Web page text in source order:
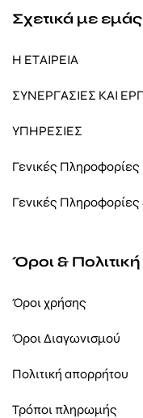
Σχετικά με εμάς
Η ΕΤΑΙΡΕΙΑ
ΣΥΝΕΡΓΑΣΙΕΣ ΚΑΙ
ΥΠΗΡΕΣΙΕΣ
Γενικές Πληροφορίες
Γενικές
Όροι & Πολιτική
Όροι χρήσης
Όροι Διαγωνισμού
Πολιτική απορρήτου
Τρόποι πληρωμής